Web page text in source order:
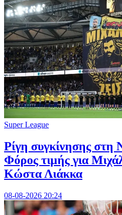
Super League
Ρίγη συγκίνησης στη
Φόρος τιμής για
Κώστα Λιάκκα
08-08-2026 20:24